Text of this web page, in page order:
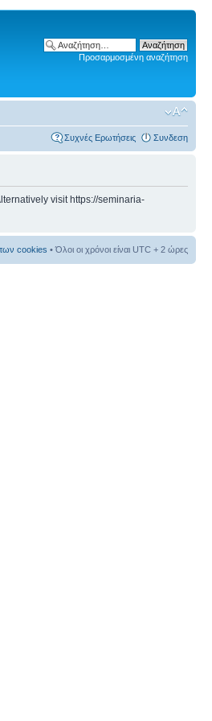
Προσαρμοσμένη αναζήτηση
Συχνές Ερωτήσεις Συνδεση
visit https://seminaria-
cookies • Όλοι οι χρόνοι είναι UTC + 2 ώρες